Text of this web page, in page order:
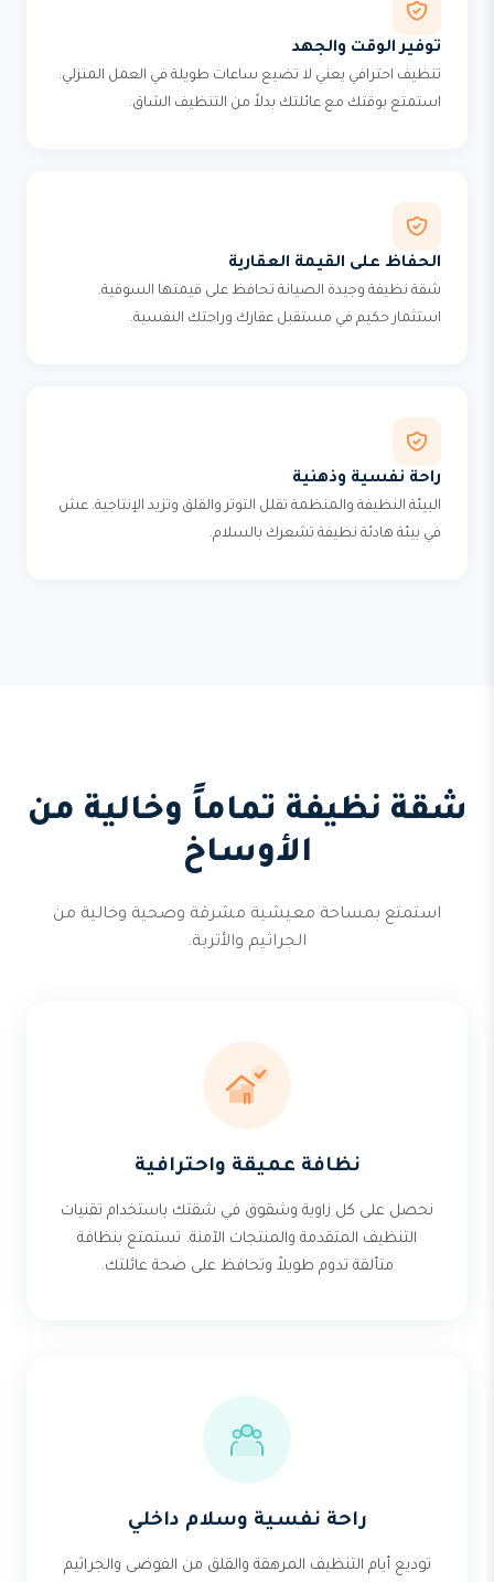
توفير الوقت والجهد
تنظيف احترافي يعني لا تضيع ساعات طويلة في العمل المنزلي.
استمتع بوقتك مع عائلتك بدلاً من التنظيف الشاق.
الحفاظ على القيمة العقارية
شقة نظيفة وجيدة الصيانة تحافظ على قيمتها السوقية.
استثمار حكيم في مستقبل عقارك وراحتك النفسية.
راحة نفسية وذهنية
البيئة النظيفة والمنظمة تقلل التوتر والقلق وتزيد الإنتاجية. عش
في بيئة هادئة نظيفة تشعرك بالسلام.
شقة نظيفة تماماً وخالية من
الأوساخ
استمتع بمساحة معيشية مشرقة وصحية وخالية من
الجراثيم والأتربة.
نظافة عميقة واحترافية
نحصل على كل زاوية وشقوق في شقتك باستخدام تقنيات
التنظيف المتقدمة والمنتجات الآمنة. تستمتع بنظافة
متألقة تدوم طويلاً وتحافظ على صحة عائلتك.
راحة نفسية وسلام داخلي
توديع أيام التنظيف المرهقة والقلق من الفوضى والجراثيم